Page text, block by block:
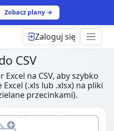
Zobacz plany →
Zaloguj się
CSV
na CSV, aby szybko
(.xls lub .xlsx) na pliki
przecinkami).